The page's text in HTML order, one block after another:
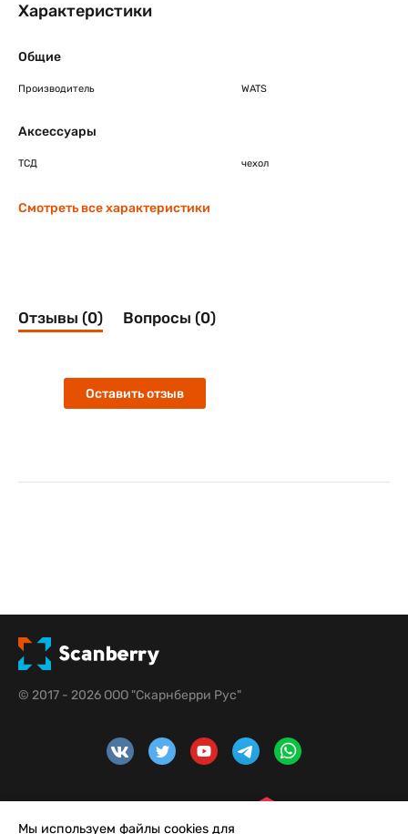
Характеристики
Общие
Производитель WATS
Аксессуары
ТСД чехол
Смотреть все характеристики
Отзывы (0) Вопросы (0)
Оставить отзыв
© 2017 - 2026 ООО "Скарнберри Рус"
Мы используем файлы cookies для